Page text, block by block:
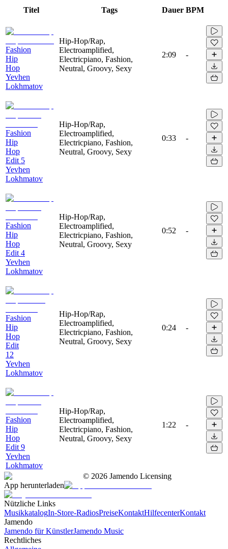
Titel Tags Dauer BPM
Fashion
Hip
Hop
Yevhen
Lokhmatov
Hip-Hop/Rap,
Electroamplified,
Electricpiano, Fashion,
Neutral, Groovy, Sexy
2:09 -
Fashion
Hip
Hop
Edit 5
Yevhen
Lokhmatov
Hip-Hop/Rap,
Electroamplified,
Electricpiano, Fashion,
Neutral, Groovy, Sexy
0:33 -
Fashion
Hip
Hop
Edit 4
Yevhen
Lokhmatov
Hip-Hop/Rap,
Electroamplified,
Electricpiano, Fashion,
Neutral, Groovy, Sexy
0:52 -
Fashion
Hip
Hop
Edit
12
Yevhen
Lokhmatov
Hip-Hop/Rap,
Electroamplified,
Electricpiano, Fashion,
Neutral, Groovy, Sexy
0:24 -
Fashion
Hip
Hop
Edit 9
Yevhen
Lokhmatov
Hip-Hop/Rap,
Electroamplified,
Electricpiano, Fashion,
Neutral, Groovy, Sexy
1:22 -
© 2026 Jamendo Licensing
App herunterladen
Nützliche Links
MusikkatalogIn-Store-RadiosPreiseKontaktHilfecenterKontakt
Jamendo
Jamendo für KünstlerJamendo Music
Rechtliches